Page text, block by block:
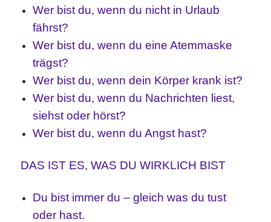
Wer bist du, wenn du nicht in Urlaub
fährst?
Wer bist du, wenn du eine Atemmaske
trägst?
Wer bist du, wenn dein Körper krank ist?
Wer bist du, wenn du Nachrichten liest,
siehst oder hörst?
Wer bist du, wenn du Angst hast?
DAS IST ES, WAS DU WIRKLICH BIST
Du bist immer du – gleich was du tust
oder hast.